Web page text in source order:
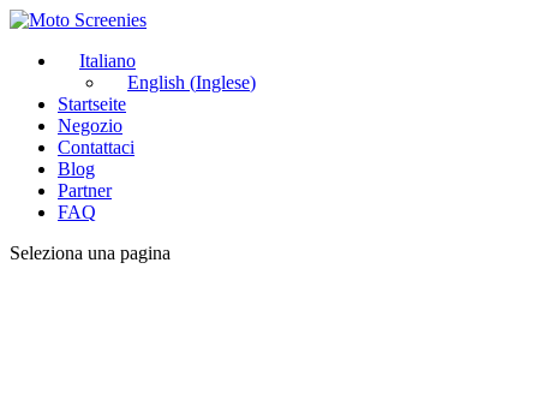
Italiano
English (Inglese)
Startseite
Negozio
Contattaci
Blog
Partner
FAQ
Seleziona una pagina